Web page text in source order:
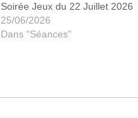
Soirée Jeux du 22 Juillet 2026
25/06/2026
Dans "Séances"